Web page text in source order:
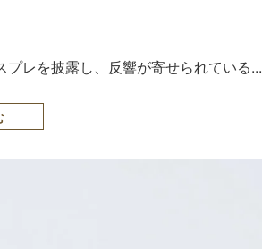
レを披露し、反響が寄せられている...